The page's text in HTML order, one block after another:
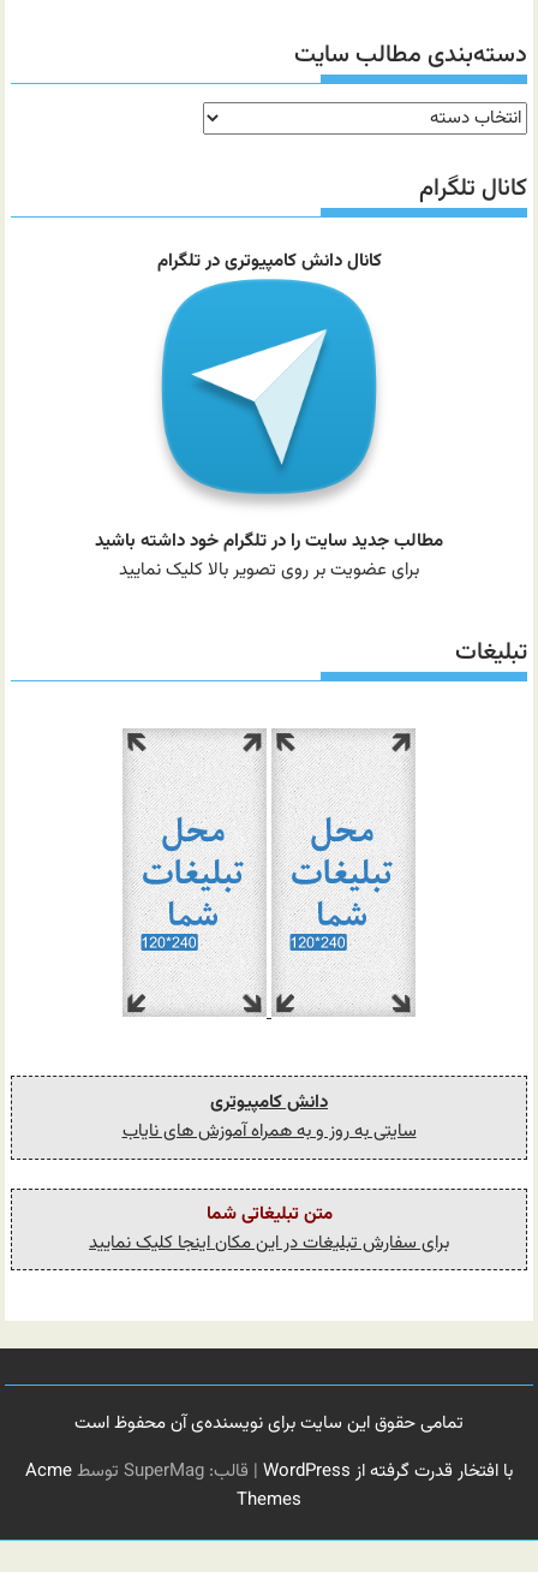
دسته‌بندی مطالب سایت
دسته‌بندی
مطالب
سایت
کانال تلگرام
کانال دانش کامپیوتری در تلگرام
مطالب جدید سایت را در تلگرام خود داشته باشید
برای عضویت بر روی تصویر بالا کلیک نمایید
تبلیغات
دانش کامپیوتری
سایتی به روز و به همراه آموزش های نایاب
متن تبلیغاتی شما
برای سفارش تبلیغات در این مکان اینجا کلیک نمایید
تمامی حقوق این سایت برای نویسنده‌ی آن محفوظ است
با افتخار قدرت گرفته از WordPress
| قالب: SuperMag توسط
Acme
Themes